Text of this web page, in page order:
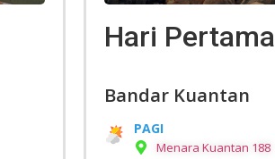
Hari Pertama
Bandar Kuantan
PAGI
Menara Kuantan 188